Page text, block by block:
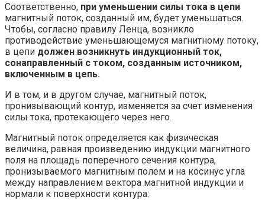
Соответственно, при уменьшении силы тока в цепи
магнитный поток, созданный им, будет уменьшаться.
Чтобы, согласно правилу Ленца, возникло
противодействие уменьшающемуся магнитному потоку,
в цепи должен возникнуть индукционный ток,
сонаправленный с током, созданным источником,
включенным в цепь.
И в том, и в другом случае, магнитный поток,
пронизывающий контур, изменяется за счет изменения
силы тока, протекающего через него.
Магнитный поток определяется как физическая
величина, равная произведению индукции магнитного
поля на площадь поперечного сечения контура,
пронизываемого магнитным полем и на косинус угла
между направлением вектора магнитной индукции и
нормали к поверхности контура: